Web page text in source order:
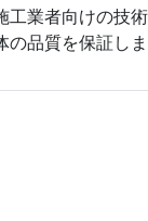
工業者向けの技
の品質を保証しま